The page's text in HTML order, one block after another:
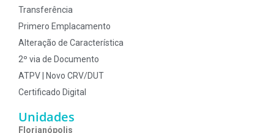
Transferência
Primero Emplacamento
Alteração de Característica
2º via de Documento
ATPV | Novo CRV/DUT
Certificado Digital
Unidades
Florianópolis